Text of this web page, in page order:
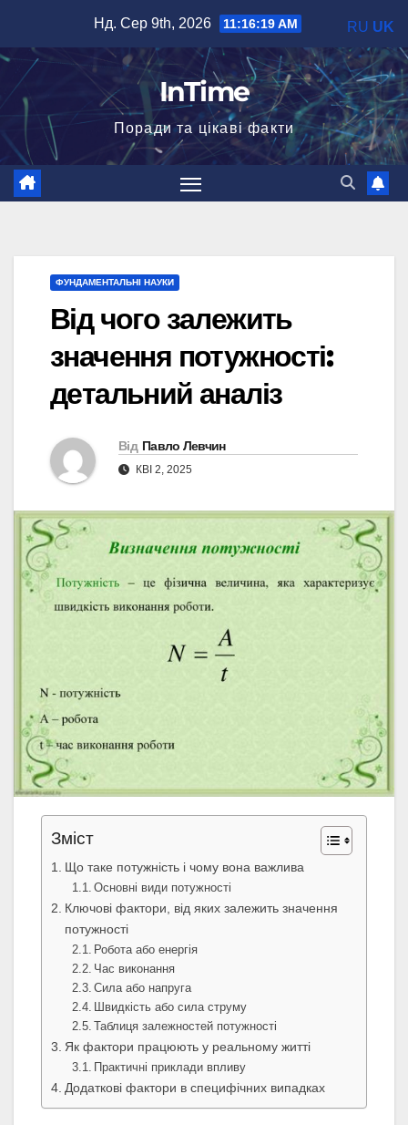
вмісту
Нд. Сер 9th, 2026 11:16:20 AM
InTime
Поради та цікаві факти
ФУНДАМЕНТАЛЬНІ НАУКИ
Від чого залежить
значення потужності:
детальний аналіз
Від Павло Левчин
КВІ 2, 2025
Зміст
Що таке потужність і чому вона важлива
Основні види потужності
Ключові фактори, від яких залежить значення
потужності
Робота або енергія
Час виконання
Сила або напруга
Швидкість або сила струму
Таблиця залежностей потужності
Як фактори працюють у реальному житті
Практичні приклади впливу
Додаткові фактори в специфічних випадках
RU UK